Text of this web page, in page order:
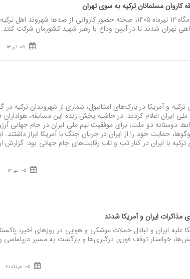
مسلمانان ترکیه به سوی تهران
نصر: گلزار شهدای وادی رحمت تبریز، شامگاه ۱۲ تیرماه ۱۴۰۵، صحنه حضور کاروانی از صدها شهروند
تهران شدند تا در آیین وداع با رهبر شهید کشورمان شرکت کنند.
05 تیر 13
و آمریکا در پارک‌های استانبول، شماری از شهروندان ترکیه
ایران اعلام کردند. در حاشیه پخش زنده این مسابقه، هواداران
دوستانه دو ملت، برای موفقیت تیم ملی ایران در جام جهانی
حمایت خود را از ایران در جریان جنگ با آمریکا ابراز داشتند.
با ایران در کنار تب و تاب رقابت‌های جام جهانی بود. گزارش ار
05 تیر 13
مذاکرات ایران و آمریکا شدند
علیه ایران و تبادل حملات موشکی و هوایی در روزهای اخیر،
خواستار توقف فوری درگیری‌ها و بازگشت به مسیر دیپلماسی
05 خرداد 21